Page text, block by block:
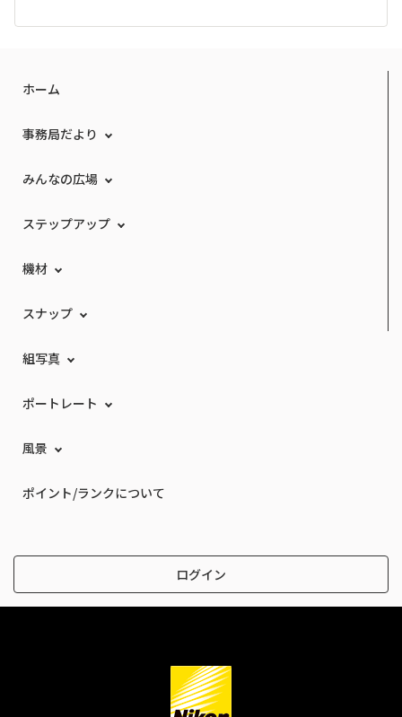
ホーム
事務局だより
みんなの広場
ステップアップ
機材
スナップ
組写真
ポートレート
風景
ポイント/ランクについて
ログイン